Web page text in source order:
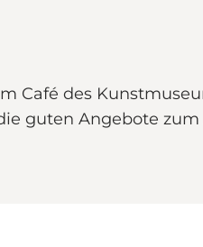
Café des
guten Angebote